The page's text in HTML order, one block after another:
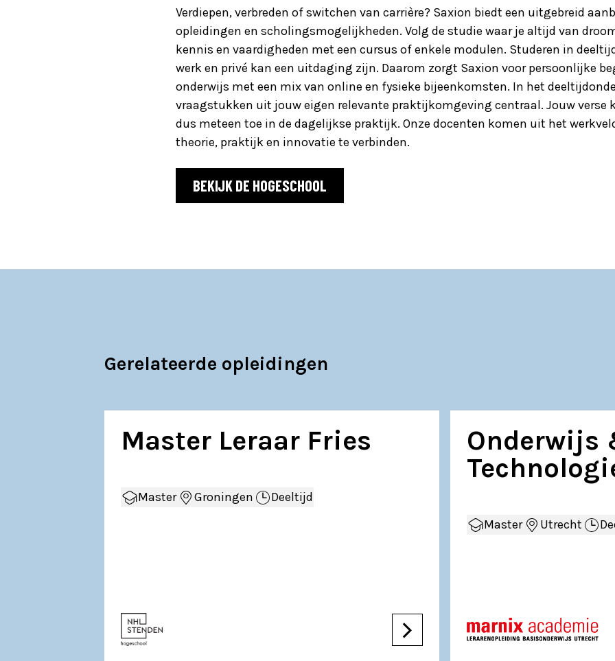
Verdiepen, verbreden of switchen van carrière? Saxion biedt een uitgebreid
opleidingen en scholingsmogelijkheden. Volg de studie waar je altijd van
kennis en vaardigheden met een cursus of enkele modulen. Studeren in
werk en privé kan een uitdaging zijn. Daarom zorgt Saxion voor persoonlijke
onderwijs met een mix van online en fysieke bijeenkomsten. In het
vraagstukken uit jouw eigen relevante praktijkomgeving centraal. Jouw verse
dus meteen toe in de dagelijkse praktijk. Onze docenten komen uit het
theorie, praktijk en innovatie te verbinden.
BEKIJK DE HOGESCHOOL
Gerelateerde opleidingen
Master Leraar Fries
Master Groningen Deeltijd
Onderwijs
Master Utrecht